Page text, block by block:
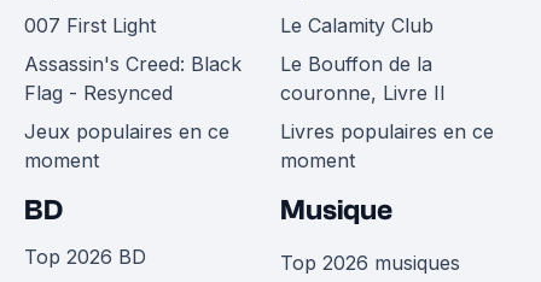
007 First Light
Assassin's Creed: Black
Flag - Resynced
Jeux populaires en ce
moment
Le Calamity Club
Le Bouffon de la
couronne, Livre II
Livres populaires en ce
moment
BD
Top 2026 BD
Musique
Top 2026 musiques